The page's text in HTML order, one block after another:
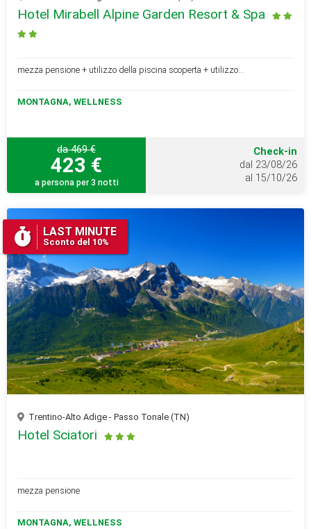
Hotel Mirabell Alpine Garden Resort & Spa
mezza pensione + utilizzo della piscina scoperta + utilizzo...
MONTAGNA, WELLNESS
da 469 €
423 €
a persona per 3 notti
Check-in
dal 23/08/26
al 15/10/26
LAST MINUTE
Sconto del 10%
Trentino-Alto Adige - Passo Tonale (TN)
Hotel Sciatori
mezza pensione
MONTAGNA, WELLNESS